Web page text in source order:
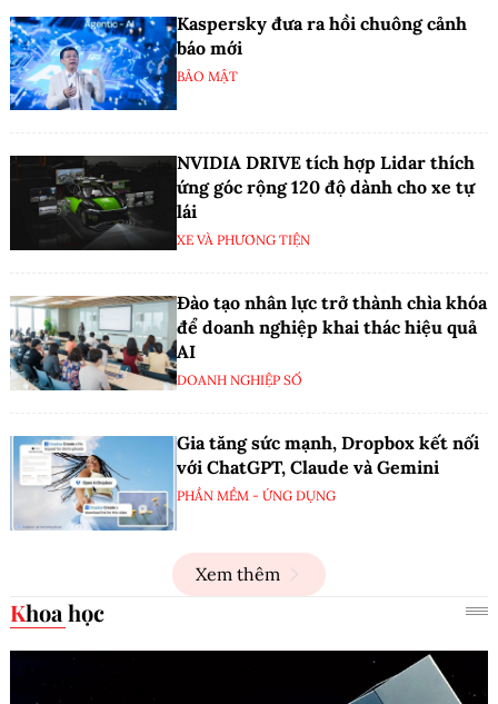
Kaspersky đưa ra hồi chuông cảnh
báo mới
BẢO MẬT
NVIDIA DRIVE tích hợp Lidar thích
ứng góc rộng 120 độ dành cho xe tự
lái
XE VÀ PHƯƠNG TIỆN
Đào tạo nhân lực trở thành chìa khóa
để doanh nghiệp khai thác hiệu quả
AI
DOANH NGHIỆP SỐ
Gia tăng sức mạnh, Dropbox kết nối
với ChatGPT, Claude và Gemini
PHẦN MỀM - ỨNG DỤNG
Xem thêm
Khoa học